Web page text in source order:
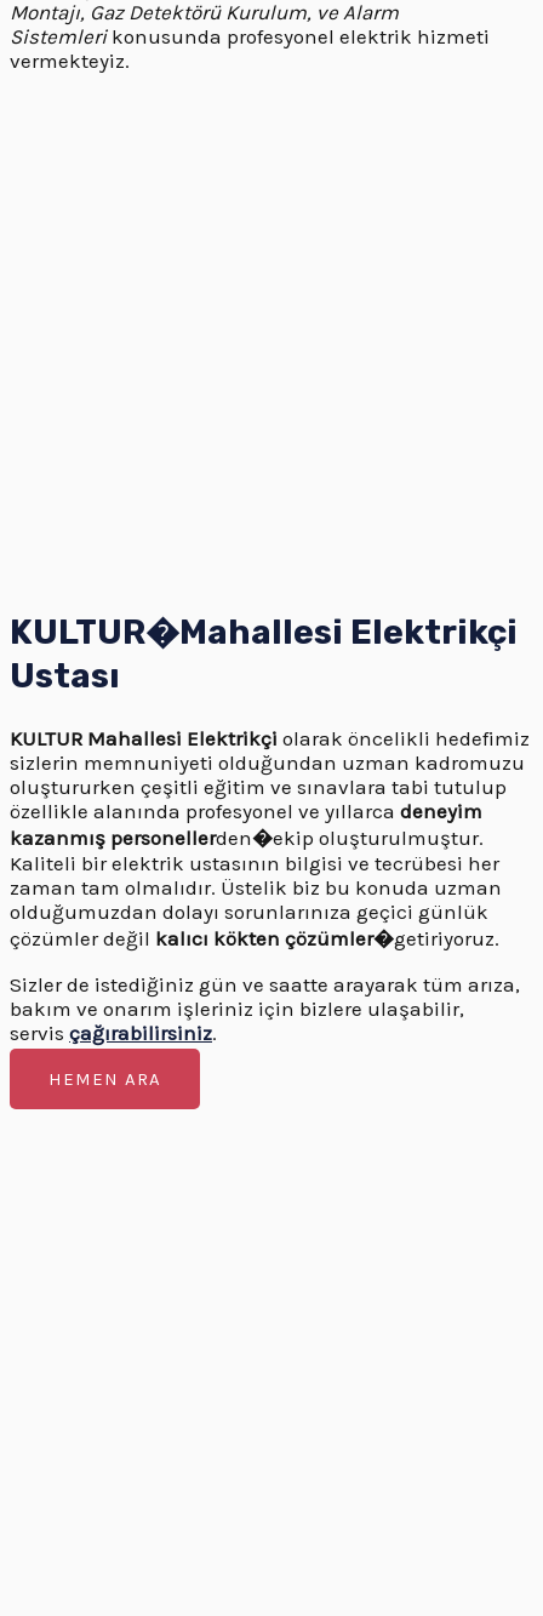
Montajı, Gaz Detektörü Kurulum, ve Alarm
Sistemlerikonusunda profesyonel elektrik hizmeti
vermekteyiz.
KULTUR�Mahallesi Elektrikçi
Ustası
KULTUR Mahallesi Elektrikçi olarak öncelikli hedefimiz
sizlerin memnuniyeti olduğundan uzman kadromuzu
oluştururken çeşitli eğitim ve sınavlara tabi tutulup
özellikle alanında profesyonel ve yıllarca deneyim
kazanmış personellerden�ekip oluşturulmuştur.
Kaliteli bir elektrik ustasının bilgisi ve tecrübesi her
zaman tam olmalıdır. Üstelik biz bu konuda uzman
olduğumuzdan dolayı sorunlarınıza geçici günlük
çözümler değil kalıcı kökten çözümler�getiriyoruz.
Sizler de istediğiniz gün ve saatte arayarak tüm arıza,
bakım ve onarım işleriniz için bizlere ulaşabilir,
servis çağırabilirsiniz.
HEMEN ARA